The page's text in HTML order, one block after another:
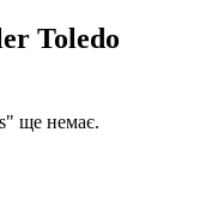
Toledo
ще немає.